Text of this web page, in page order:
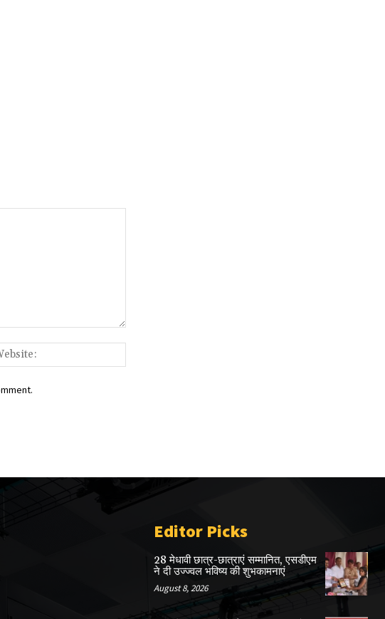
Editor Picks
28 मेधावी छात्र-छात्राएं सम्मानित, एसडीएम
ने दी उज्ज्वल भविष्य की शुभकामनाएं
August 8, 2026